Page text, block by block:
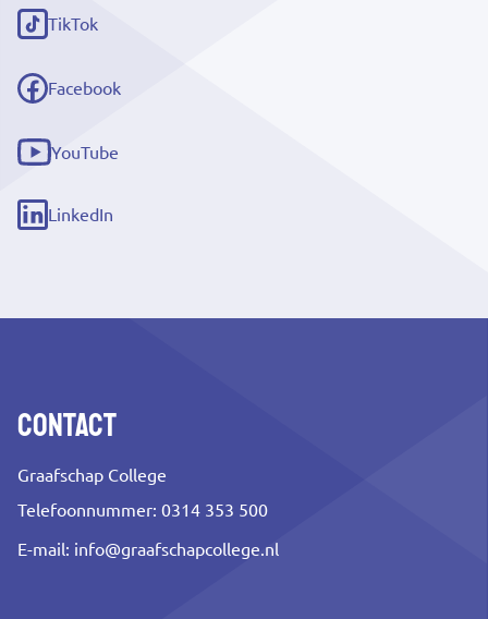
link)
TikTok
(externe
link)
Facebook
(externe
link)
YouTube
(externe
link)
LinkedIn
(externe
Contact
Graafschap College
Telefoonnummer: 0314 353 500
E-mail: info@graafschapcollege.nl